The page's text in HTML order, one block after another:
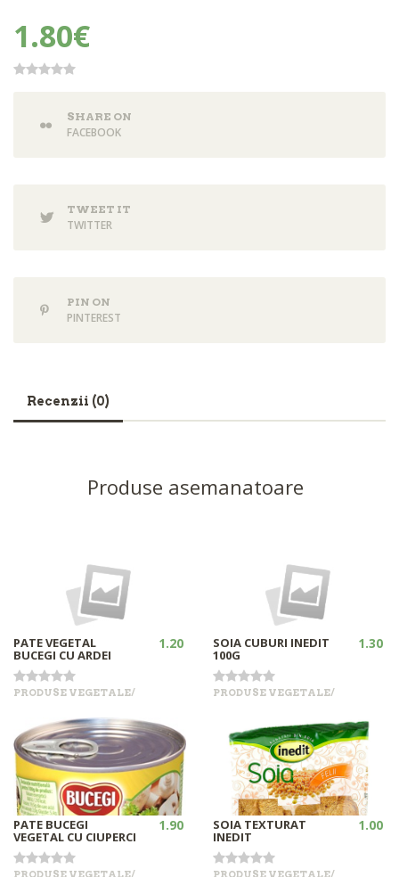
1.80€
SHARE ON
FACEBOOK
TWEET IT
TWITTER
PIN ON
PINTEREST
Recenzii (0)
Produse asemanatoare
+
• Out of stock
PATE VEGETAL
BUCEGI CU ARDEI
1.20
PRODUSE VEGETALE/
+
Out of stock
SOIA CUBURI INEDIT
100G
1.30
PRODUSE VEGETALE/
PATE BUCEGI
VEGETAL CU CIUPERCI
1.90
PRODUSE VEGETALE/
SOIA TEXTURAT
INEDIT
1.00
PRODUSE VEGETALE/